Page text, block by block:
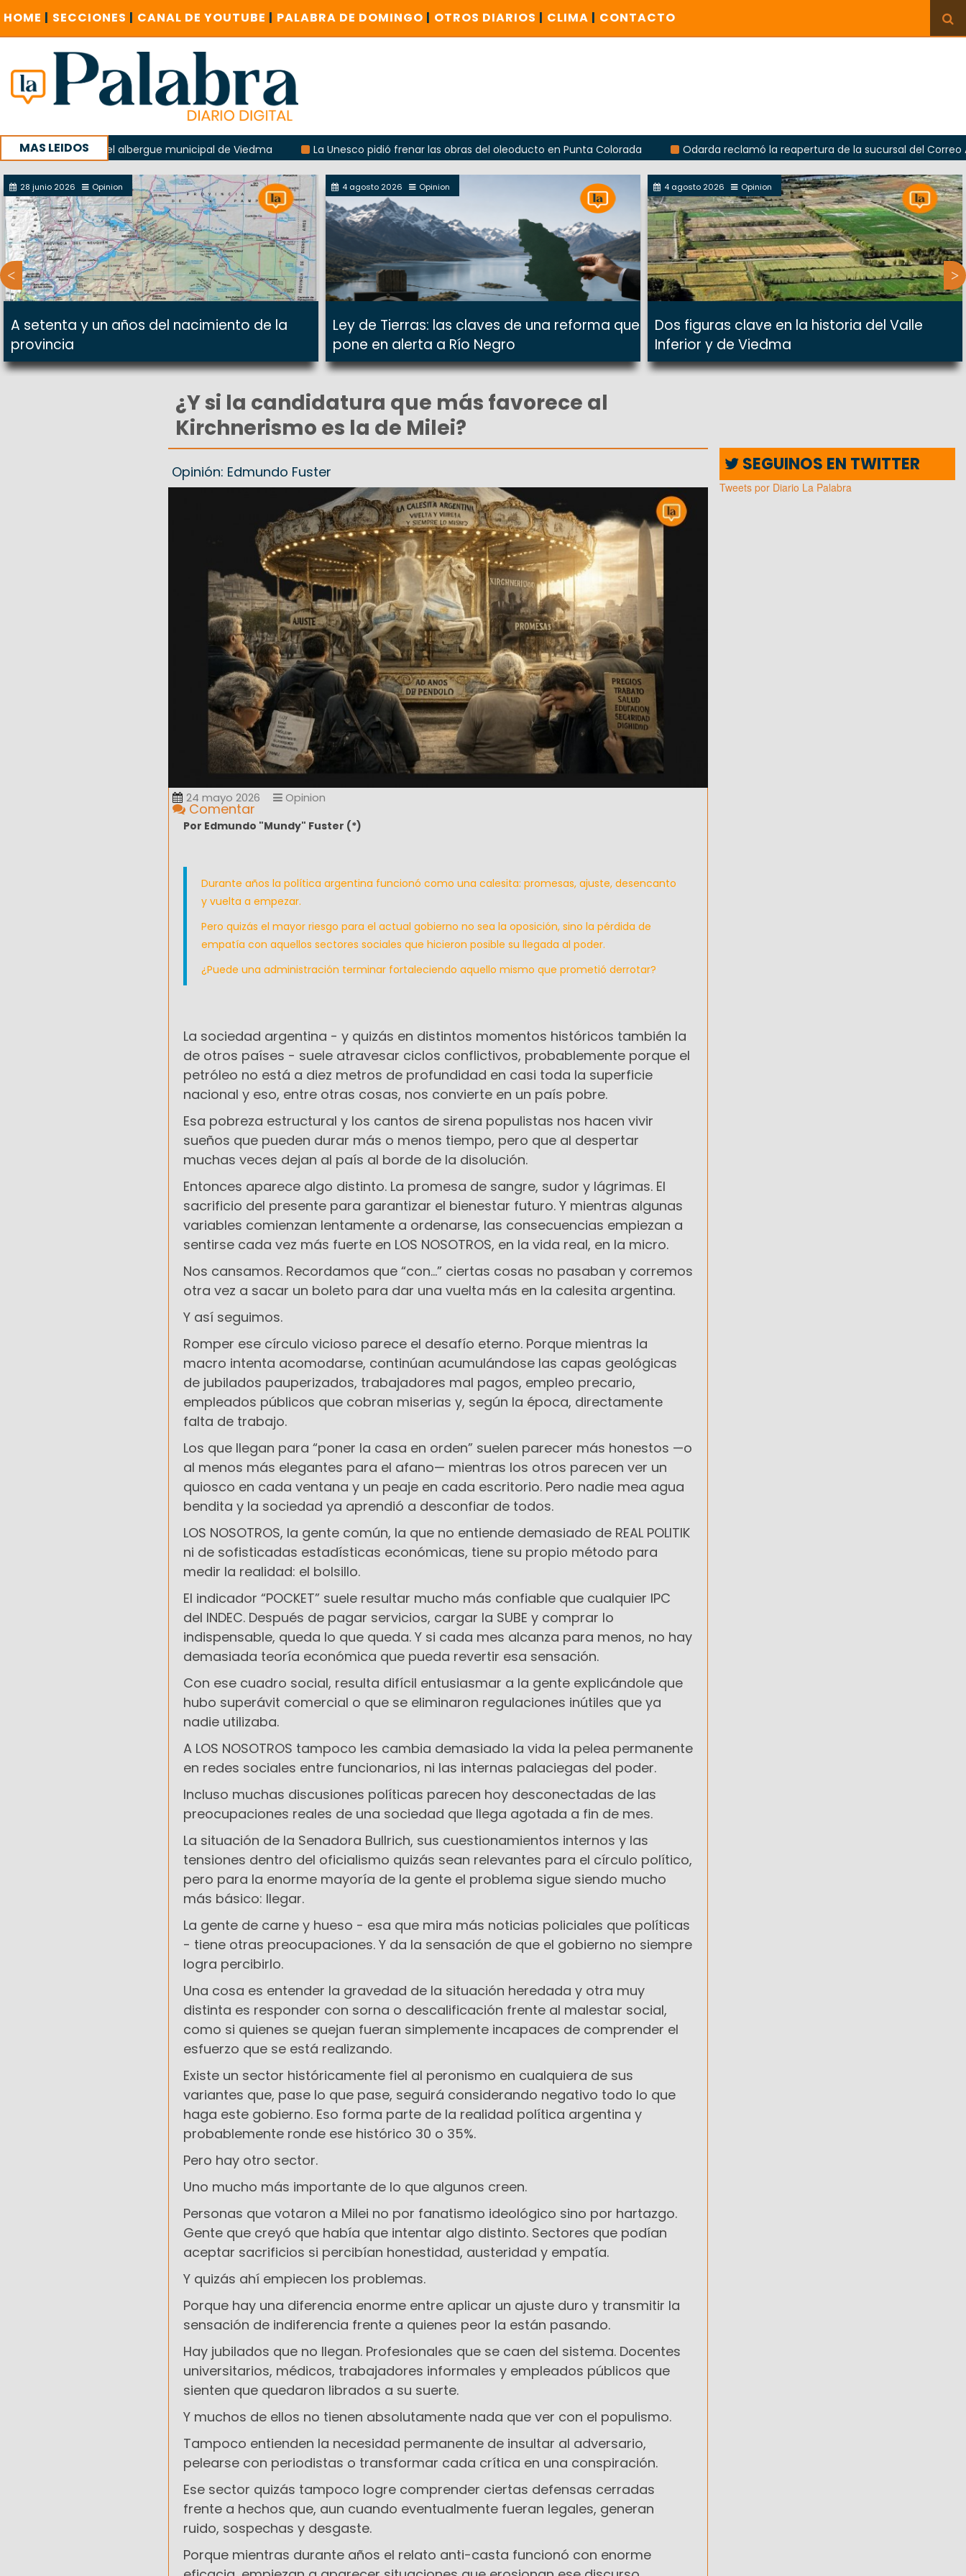
HOME | SECCIONES | CANAL DE YOUTUBE | PALABRA DE DOMINGO | OTROS DIARIOS | CLIMA | CONTACTO
MAS LEIDOS
del albergue municipal de Viedma La Unesco pidió frenar las obras del oleoducto en Punta Colorada
Odarda reclamó la reapertura de la sucursal del Correo Argentino
con un encuentro provincial en Roca
28 junio 2026 Opinion
A setenta y un años del nacimiento de la
provincia
4 agosto 2026 Opinion
Ley de Tierras: las claves de una reforma que
pone en alerta a Río Negro
4 agosto 2026 Opinion
Dos figuras clave en la historia del Valle
Inferior y de Viedma
¿Y si la candidatura que más favorece al
Kirchnerismo es la de Milei?
Opinión: Edmundo Fuster
24 mayo 2026 Opinion
Comentar
Por Edmundo "Mundy" Fuster (*)
Durante años la política argentina funcionó como una calesita: promesas, ajuste, desencanto
y vuelta a empezar.
Pero quizás el mayor riesgo para el actual gobierno no sea la oposición, sino la pérdida de
empatía con aquellos sectores sociales que hicieron posible su llegada al poder.
¿Puede una administración terminar fortaleciendo aquello mismo que prometió derrotar?
La sociedad argentina - y quizás en distintos momentos históricos también la
de otros países - suele atravesar ciclos conflictivos, probablemente porque el
petróleo no está a diez metros de profundidad en casi toda la superficie
nacional y eso, entre otras cosas, nos convierte en un país pobre.
Esa pobreza estructural y los cantos de sirena populistas nos hacen vivir
sueños que pueden durar más o menos tiempo, pero que al despertar
muchas veces dejan al país al borde de la disolución.
Entonces aparece algo distinto. La promesa de sangre, sudor y lágrimas. El
sacrificio del presente para garantizar el bienestar futuro. Y mientras algunas
variables comienzan lentamente a ordenarse, las consecuencias empiezan a
sentirse cada vez más fuerte en LOS NOSOTROS, en la vida real, en la micro.
Nos cansamos. Recordamos que “con…” ciertas cosas no pasaban y corremos
otra vez a sacar un boleto para dar una vuelta más en la calesita argentina.
Y así seguimos.
Romper ese círculo vicioso parece el desafío eterno. Porque mientras la
macro intenta acomodarse, continúan acumulándose las capas geológicas
de jubilados pauperizados, trabajadores mal pagos, empleo precario,
empleados públicos que cobran miserias y, según la época, directamente
falta de trabajo.
Los que llegan para “poner la casa en orden” suelen parecer más honestos —o
al menos más elegantes para el afano— mientras los otros parecen ver un
quiosco en cada ventana y un peaje en cada escritorio. Pero nadie mea agua
bendita y la sociedad ya aprendió a desconfiar de todos.
LOS NOSOTROS, la gente común, la que no entiende demasiado de REAL POLITIK
ni de sofisticadas estadísticas económicas, tiene su propio método para
medir la realidad: el bolsillo.
El indicador “POCKET” suele resultar mucho más confiable que cualquier IPC
del INDEC. Después de pagar servicios, cargar la SUBE y comprar lo
indispensable, queda lo que queda. Y si cada mes alcanza para menos, no hay
demasiada teoría económica que pueda revertir esa sensación.
Con ese cuadro social, resulta difícil entusiasmar a la gente explicándole que
hubo superávit comercial o que se eliminaron regulaciones inútiles que ya
nadie utilizaba.
A LOS NOSOTROS tampoco les cambia demasiado la vida la pelea permanente
en redes sociales entre funcionarios, ni las internas palaciegas del poder.
Incluso muchas discusiones políticas parecen hoy desconectadas de las
preocupaciones reales de una sociedad que llega agotada a fin de mes.
La situación de la Senadora Bullrich, sus cuestionamientos internos y las
tensiones dentro del oficialismo quizás sean relevantes para el círculo político,
pero para la enorme mayoría de la gente el problema sigue siendo mucho
más básico: llegar.
La gente de carne y hueso - esa que mira más noticias policiales que políticas
- tiene otras preocupaciones. Y da la sensación de que el gobierno no siempre
logra percibirlo.
Una cosa es entender la gravedad de la situación heredada y otra muy
distinta es responder con sorna o descalificación frente al malestar social,
como si quienes se quejan fueran simplemente incapaces de comprender el
esfuerzo que se está realizando.
Existe un sector históricamente fiel al peronismo en cualquiera de sus
variantes que, pase lo que pase, seguirá considerando negativo todo lo que
haga este gobierno. Eso forma parte de la realidad política argentina y
probablemente ronde ese histórico 30 o 35%.
Pero hay otro sector.
Uno mucho más importante de lo que algunos creen.
Personas que votaron a Milei no por fanatismo ideológico sino por hartazgo.
Gente que creyó que había que intentar algo distinto. Sectores que podían
aceptar sacrificios si percibían honestidad, austeridad y empatía.
Y quizás ahí empiecen los problemas.
Porque hay una diferencia enorme entre aplicar un ajuste duro y transmitir la
sensación de indiferencia frente a quienes peor la están pasando.
Hay jubilados que no llegan. Profesionales que se caen del sistema. Docentes
universitarios, médicos, trabajadores informales y empleados públicos que
sienten que quedaron librados a su suerte.
Y muchos de ellos no tienen absolutamente nada que ver con el populismo.
Tampoco entienden la necesidad permanente de insultar al adversario,
pelearse con periodistas o transformar cada crítica en una conspiración.
Ese sector quizás tampoco logre comprender ciertas defensas cerradas
frente a hechos que, aun cuando eventualmente fueran legales, generan
ruido, sospechas y desgaste.
Porque mientras durante años el relato anti-casta funcionó con enorme
SEGUINOS EN TWITTER
Tweets por Diario La Palabra